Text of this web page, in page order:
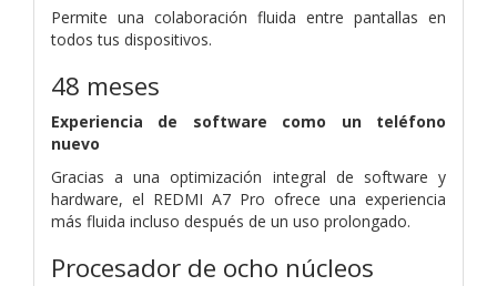
Permite una colaboración fluida entre pantallas en
todos tus dispositivos.
48 meses
Experiencia de software como un teléfono
nuevo
Gracias a una optimización integral de software y
hardware, el REDMI A7 Pro ofrece una experiencia
más fluida incluso después de un uso prolongado.
Procesador de ocho núcleos